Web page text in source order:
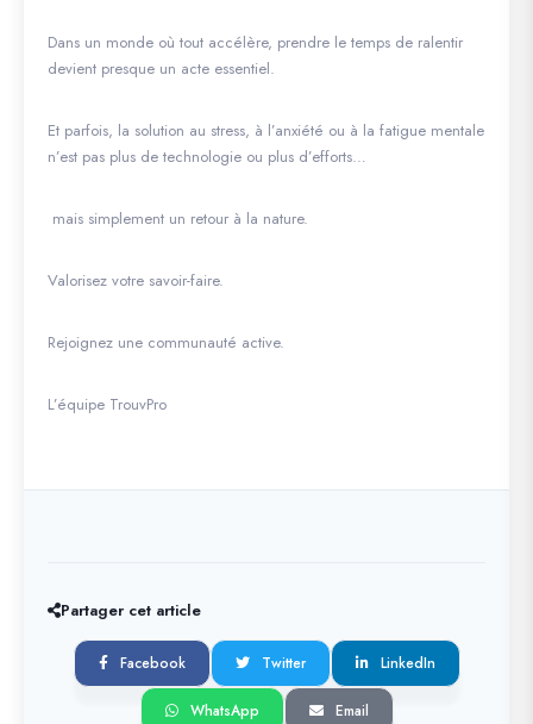
Dans un monde où tout accélère, prendre le temps de ralentir
devient presque un acte essentiel.
Et parfois, la solution au stress, à l’anxiété ou à la fatigue mentale
n’est pas plus de technologie ou plus d’efforts…
mais simplement un retour à la nature.
Valorisez votre savoir-faire.
Rejoignez une communauté active.
L’équipe TrouvPro
Partager cet article
Facebook Twitter LinkedIn
WhatsApp Email